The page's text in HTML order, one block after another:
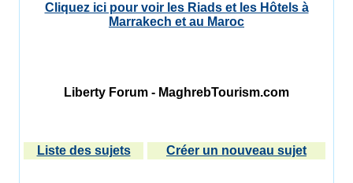
Cliquez ici pour voir les Riads et les Hôtels à
Marrakech et au Maroc
Liberty Forum - MaghrebTourism.com
Liste des sujets Créer un nouveau sujet